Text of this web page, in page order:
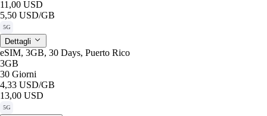
11,00 USD
5,50 USD/GB
5G
Dettagli
eSIM, 3GB, 30 Days, Puerto Rico
3GB
30 Giorni
4,33 USD/GB
13,00 USD
5G